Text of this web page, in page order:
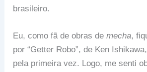
brasileiro.
Eu, como fã de obras demecha,
por “Getter Robo”, de Ken
pela primeira vez. Logo, me senti